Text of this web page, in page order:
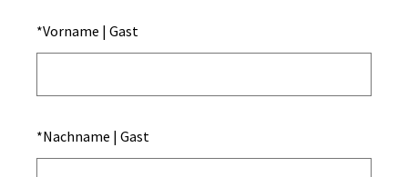
*Vorname | Gast
*Nachname | Gast